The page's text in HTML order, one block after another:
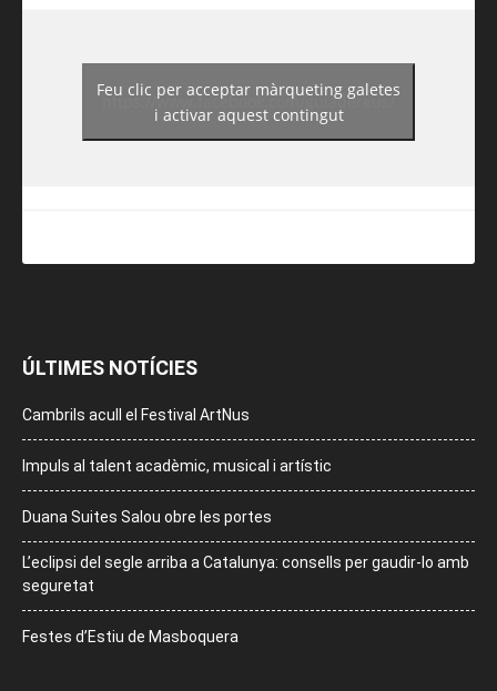
https://www.facebook.com/guiadereus/
Feu clic per acceptar màrqueting galetes
i activar aquest contingut
ÚLTIMES NOTÍCIES
Cambrils acull el Festival ArtNus
Impuls al talent acadèmic, musical i artístic
Duana Suites Salou obre les portes
L’eclipsi del segle arriba a Catalunya: consells per gaudir-lo amb
seguretat
Festes d’Estiu de Masboquera